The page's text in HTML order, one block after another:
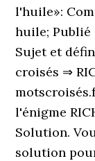
l'huile»:
huile; Publié
Sujet et
croisés ⇒
l'énigme
Solution.
solution